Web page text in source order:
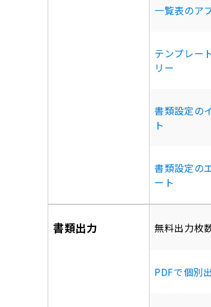
一覧表のア
テンプレー
リー
書類設定の
ト
書類設定の
ート
書類出力 無料出力枚
PDFで個別